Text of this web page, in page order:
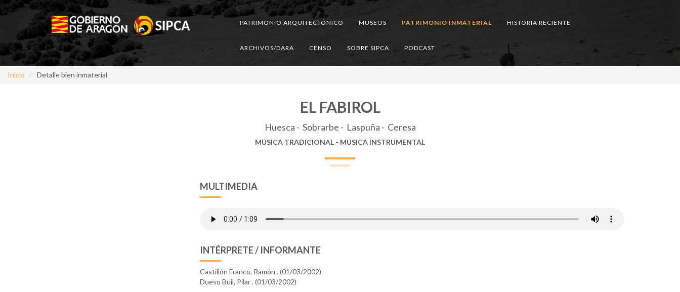
PATRIMONIO ARQUITECTÓNICO MUSEOS PATRIMONIO INMATERIAL HISTORIA RECIENTE
ARCHIVOS/DARA CENSO SOBRE SIPCA PODCAST
Inicio Detalle bien inmaterial
EL FABIROL
Huesca - Sobrarbe - Laspuña - Ceresa
MÚSICA TRADICIONAL - MÚSICA INSTRUMENTAL
MULTIMEDIA
INTÉRPRETE / INFORMANTE
Castillón Franco, Ramón . (01/03/2002)
Dueso Buil, Pilar . (01/03/2002)